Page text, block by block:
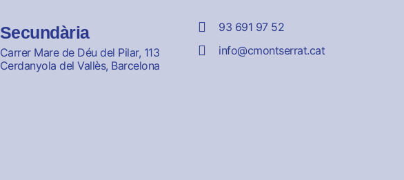
Secundària
Carrer Mare de Déu del Pilar, 113
Cerdanyola del Vallès, Barcelona
93 691 97 52
info@cmontserrat.cat